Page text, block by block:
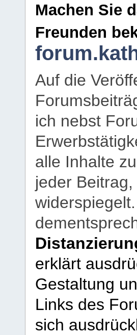
Machen Sie
Freunden
Auf die
ich nebst
alle Inhalte
jeder
erklärt
Gestaltung
Links des
sich